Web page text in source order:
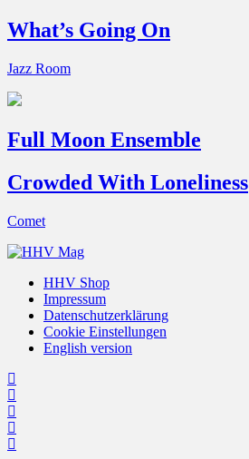
What’s Going On
Jazz Room
Full Moon Ensemble
Crowded With Loneliness
Comet
HHV Shop
Impressum
Datenschutzerklärung
Cookie Einstellungen
English version